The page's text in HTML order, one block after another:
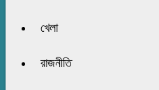
খেলা
রাজনীতি